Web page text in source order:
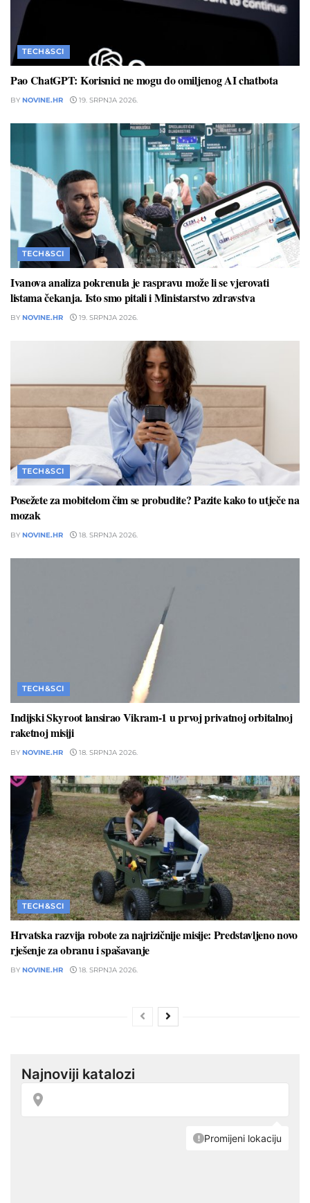
TECH&SCI
Pao ChatGPT: Korisnici ne mogu do omiljenog AI chatbota
BY NOVINE.HR 19. SRPNJA 2026.
TECH&SCI
Ivanova analiza pokrenula je raspravu može li se vjerovati
listama čekanja. Isto smo pitali i Ministarstvo zdravstva
BY NOVINE.HR 19. SRPNJA 2026.
TECH&SCI
Posežete za mobitelom čim se probudite? Pazite kako to utječe na
mozak
BY NOVINE.HR 18. SRPNJA 2026.
TECH&SCI
Indijski Skyroot lansirao Vikram-1 u prvoj privatnoj orbitalnoj
raketnoj misiji
BY NOVINE.HR 18. SRPNJA 2026.
TECH&SCI
Hrvatska razvija robote za najrizičnije misije: Predstavljeno novo
rješenje za obranu i spašavanje
BY NOVINE.HR 18. SRPNJA 2026.